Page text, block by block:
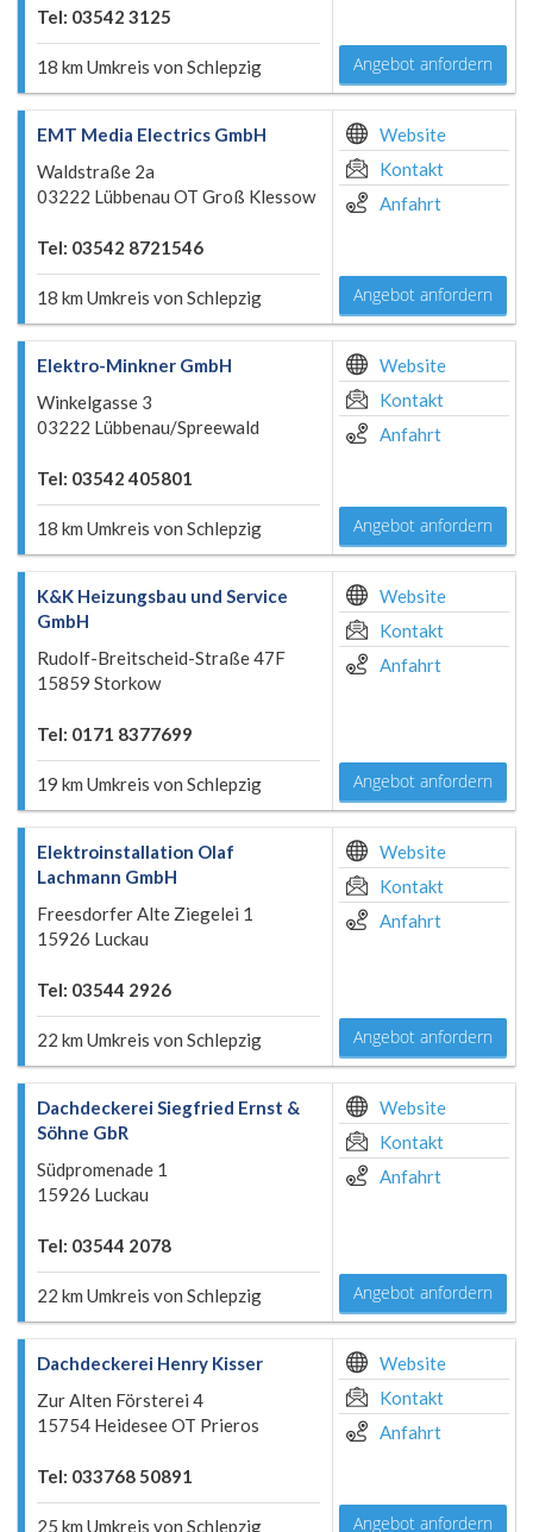
Tel: 03542 3125
18 km Umkreis von Schlepzig Angebot anfordern
EMT Media Electrics GmbH
Waldstraße 2a
03222 Lübbenau OT Groß Klessow
Tel: 03542 8721546
18 km Umkreis von Schlepzig
Website
Kontakt
Anfahrt
Angebot anfordern
Elektro-Minkner GmbH
Winkelgasse 3
03222 Lübbenau/Spreewald
Tel: 03542 405801
18 km Umkreis von Schlepzig
Website
Kontakt
Anfahrt
Angebot anfordern
K&K Heizungsbau und Service
GmbH
Rudolf-Breitscheid-Straße 47F
15859 Storkow
Tel: 0171 8377699
19 km Umkreis von Schlepzig
Website
Kontakt
Anfahrt
Angebot anfordern
Elektroinstallation Olaf
Lachmann GmbH
Freesdorfer Alte Ziegelei 1
15926 Luckau
Tel: 03544 2926
22 km Umkreis von Schlepzig
Website
Kontakt
Anfahrt
Angebot anfordern
Dachdeckerei Siegfried Ernst &
Söhne GbR
Südpromenade 1
15926 Luckau
Tel: 03544 2078
22 km Umkreis von Schlepzig
Website
Kontakt
Anfahrt
Angebot anfordern
Dachdeckerei Henry Kisser
Zur Alten Försterei 4
15754 Heidesee OT Prieros
Tel: 033768 50891
25 km Umkreis von Schlepzig
Website
Kontakt
Anfahrt
Angebot anfordern